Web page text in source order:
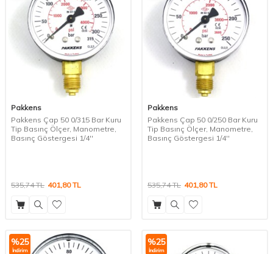
Pakkens
Pakkens Çap 50 0/315 Bar Kuru
Tip Basınç Ölçer, Manometre,
Basınç Göstergesi 1/4''
535,74TL 401,80TL
Pakkens
Pakkens Çap 50 0/250 Bar Kuru
Tip Basınç Ölçer, Manometre,
Basınç Göstergesi 1/4''
535,74TL 401,80TL
%25
İndirim
%25
İndirim